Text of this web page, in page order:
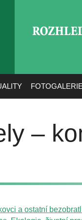
–
a ostatní